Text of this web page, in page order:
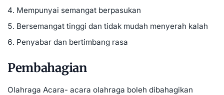
Mempunyai semangat berpasukan
Bersemangat tinggi dan tidak mudah menyerah kalah
Penyabar dan bertimbang rasa
Pembahagian
Olahraga Acara- acara olahraga boleh dibahagikan